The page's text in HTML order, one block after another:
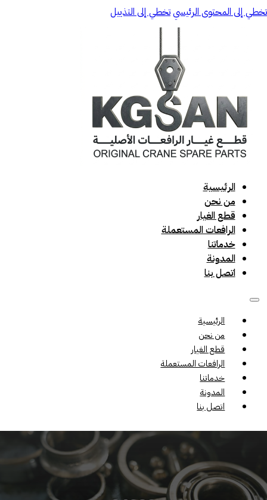
تخطي إلى المحتوى الرئيسيتخطي إلى التذييل
الرئيسية
من نحن
قطع الغيار
الرافعات المستعملة
خدماتنا
المدونة
اتصل بنا
الرئيسية
من نحن
قطع الغيار
الرافعات المستعملة
خدماتنا
المدونة
اتصل بنا